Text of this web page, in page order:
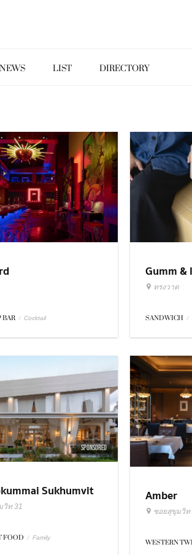
NEWS LIST DIRECTORY
BAR / Cocktail
Gumm &
ทรงวาด
SANDWICH /
SPONSORED
Sukhumvit
วิท 31
FOOD / Family
Amber
ซอยสุขุมวิท
WESTERN